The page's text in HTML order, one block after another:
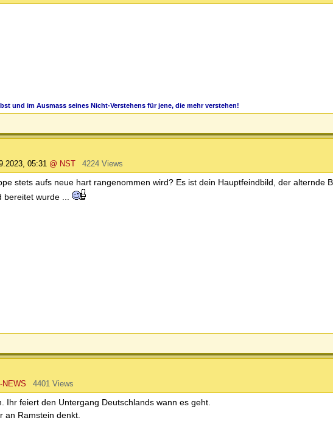
und im Ausmass seines Nicht-Verstehens für jene, die mehr verstehen!
05:31 @ NST 4224 Views
stets aufs neue hart rangenommen wird? Es ist dein Hauptfeindbild, der alternde
wurde ...
NEWS 4401 Views
Ihr feiert den Untergang Deutschlands wann es geht.
an Ramstein denkt.